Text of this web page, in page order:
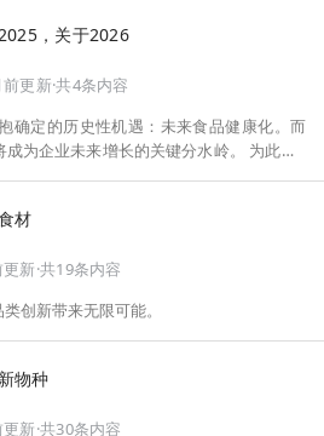
，关于2026
更新·共4条内容
业未来增长的关键分水岭。 为此，F
”，以全球视野探寻中国机遇、增长解法，
篇布局，深挖“药食同源”“低GI”“老龄营
基因，从趋势预判、品类创新、未来增长
革等，为行业提供务实、前瞻的开年创新
材
新·共19条内容
创新带来无限可能。
物种
新·共30条内容